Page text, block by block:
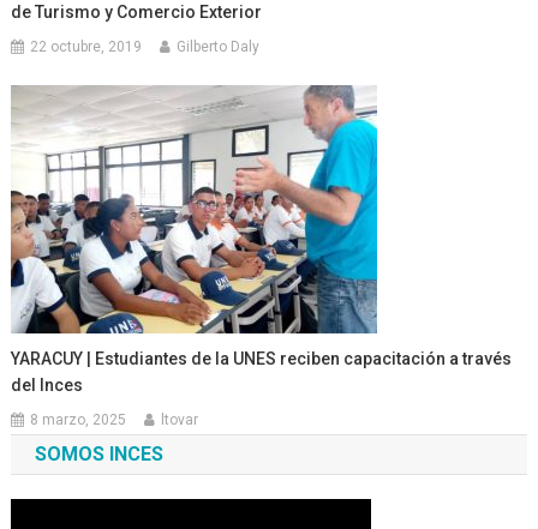
de Turismo y Comercio Exterior
22 octubre, 2019 Gilberto Daly
YARACUY | Estudiantes de la UNES reciben capacitación a través
del Inces
8 marzo, 2025 ltovar
SOMOS INCES